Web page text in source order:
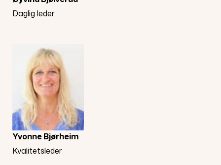
Daglig leder
Yvonne Bjørheim
Kvalitetsleder